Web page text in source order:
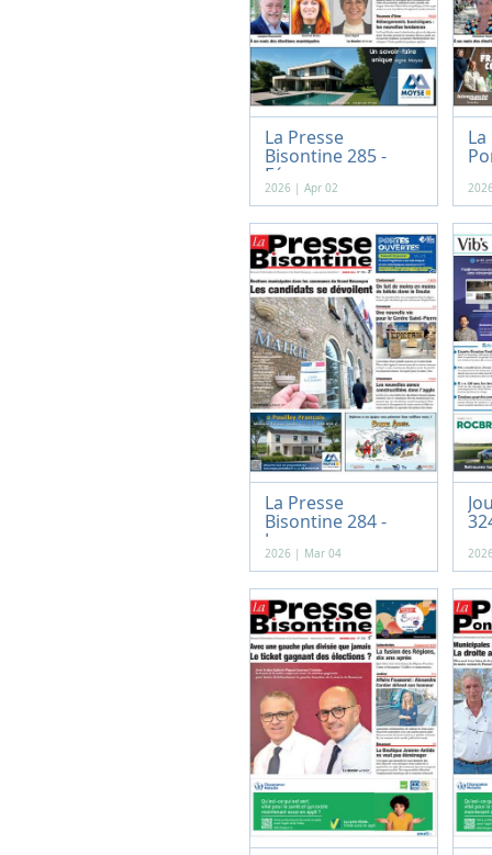
La Presse
Bisontine 285 -
Févr...
2026 | Apr 02
La Presse
Bisontine 284 -
Janv...
2026 | Mar 04